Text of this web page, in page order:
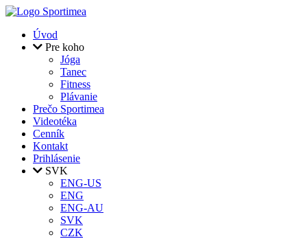
Skočiť na hlavný obsah
Úvod
Pre koho
Jóga
Tanec
Fitness
Plávanie
Prečo Sportimea
Videotéka
Cenník
Kontakt
Prihlásenie
SVK
ENG-US
ENG
ENG-AU
SVK
CZK